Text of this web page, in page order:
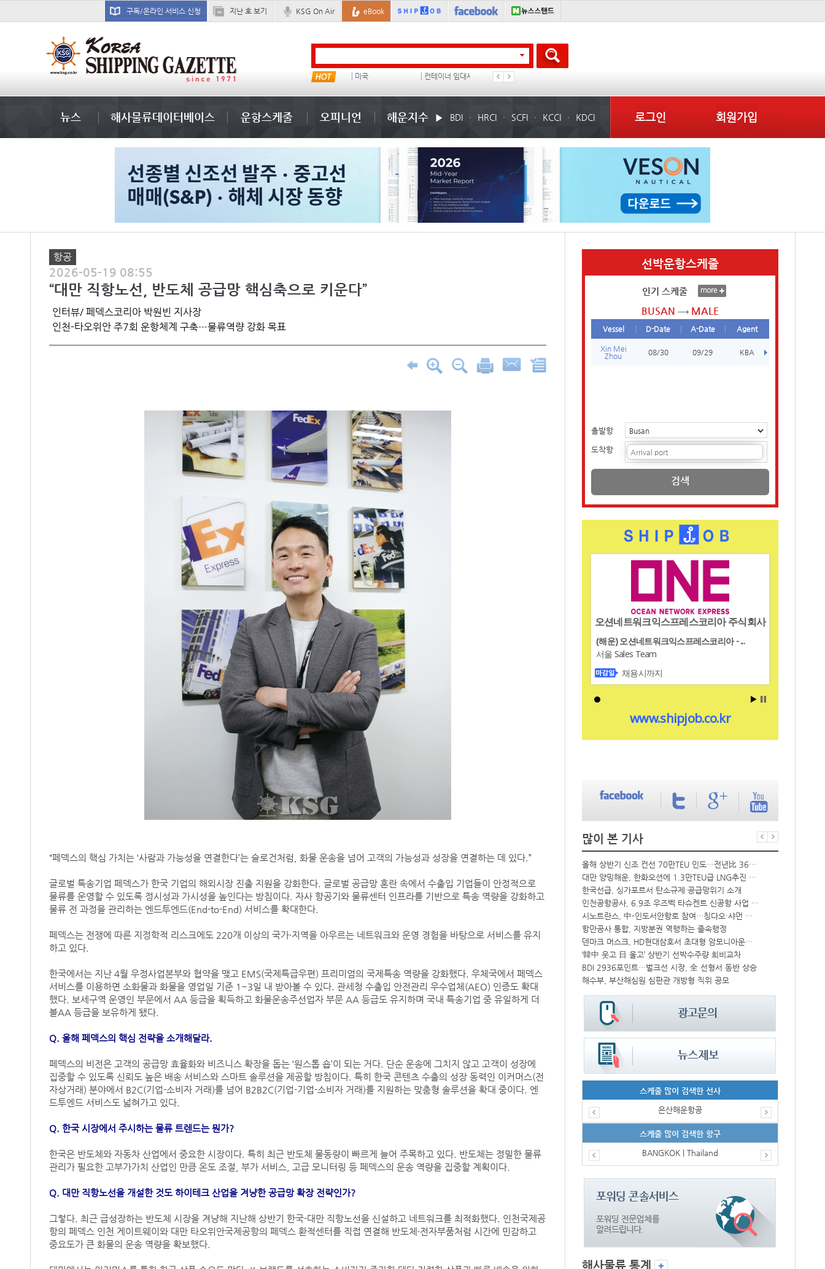
구독/온라인 서비스 신청 지난 호 보기 KSG On Air eBook
미중 미국 컨테이너 임대사 석도
뉴스 해사물류데이터베이스 운항스케줄 오피니언 해운지수 BDI HRCI SCFI KCCI KDCI 로그인 회원가입
항공
2026-05-19 08:55
“대만 직항노선, 반도체 공급망 핵심축으로 키운다”
인터뷰/ 페덱스코리아 박원빈 지사장
인천-타오위안 주7회 운항체계 구축…물류역량 강화 목표
“페덱스의 핵심 가치는 ‘사람과 가능성을 연결한다’는 슬로건처럼, 화물 운송을 넘어 고객의 가능성과 성장을 연결하는 데 있다.”
글로벌 특송기업 페덱스가 한국 기업의 해외시장 진출 지원을 강화한다. 글로벌 공급망 혼란 속에서 수출입 기업들이 안정적으로
물류를 운영할 수 있도록 정시성과 가시성을 높인다는 방침이다. 자사 항공기와 물류센터 인프라를 기반으로 특송 역량을 강화하고
물류 전 과정을 관리하는 엔드투엔드(End-to-End) 서비스를 확대한다.
페덱스는 전쟁에 따른 지정학적 리스크에도 220개 이상의 국가·지역을 아우르는 네트워크와 운영 경험을 바탕으로 서비스를 유지
하고 있다.
한국에서는 지난 4월 우정사업본부와 협약을 맺고 EMS(국제특급우편) 프리미엄의 국제특송 역량을 강화했다. 우체국에서 페덱스
서비스를 이용하면 소화물과 화물을 영업일 기준 1~3일 내 받아볼 수 있다. 관세청 수출입 안전관리 우수업체(AEO) 인증도 확대
했다. 보세구역 운영인 부문에서 AA 등급을 획득하고 화물운송주선업자 부문 AA 등급도 유지하며 국내 특송기업 중 유일하게 더
블AA 등급을 보유하게 됐다.
Q. 올해 페덱스의 핵심 전략을 소개해달라.
페덱스의 비전은 고객의 공급망 효율화와 비즈니스 확장을 돕는 ‘원스톱 숍’이 되는 거다. 단순 운송에 그치지 않고 고객이 성장에
집중할 수 있도록 신뢰도 높은 배송 서비스와 스마트 솔루션을 제공할 방침이다. 특히 한국 콘텐츠 수출의 성장 동력인 이커머스(전
자상거래) 분야에서 B2C(기업-소비자 거래)를 넘어 B2B2C(기업-기업-소비자 거래)를 지원하는 맞춤형 솔루션을 확대 중이다. 엔
드투엔드 서비스도 넓혀가고 있다.
Q. 한국 시장에서 주시하는 물류 트렌드는 뭔가?
한국은 반도체와 자동차 산업에서 중요한 시장이다. 특히 최근 반도체 물동량이 빠르게 늘어 주목하고 있다. 반도체는 정밀한 물류
관리가 필요한 고부가가치 산업인 만큼 온도 조절, 부가 서비스, 고급 모니터링 등 페덱스의 운송 역량을 집중할 계획이다.
Q. 대만 직항노선을 개설한 것도 하이테크 산업을 겨냥한 공급망 확장 전략인가?
그렇다. 최근 급성장하는 반도체 시장을 겨냥해 지난해 상반기 한국-대만 직항노선을 신설하고 네트워크를 최적화했다. 인천국제공
항의 페덱스 인천 게이트웨이와 대만 타오위안국제공항의 페덱스 환적센터를 직접 연결해 반도체·전자부품처럼 시간에 민감하고
중요도가 큰 화물의 운송 역량을 확보했다.
선박운항스케줄
인기 스케줄
BUSAN MALE
Vessel D-Date A-Date Agent
Xin Mei
Zhou
08/30 09/29 KBA
출발항
도착항
검색
많이 본 기사
프랑스 CMA CGM, 2분기 순이익 1.1조…48%↑
컨운임지수 4주만에 반등…美·중동 두자릿수↑
울산항만공사, 중소기업 ESG 지원사업 참여기업 모집
인사/ 해양수산부
페덱스, 광저우-시드니 직항 화물노선 개설
올해 상반기 신조 컨선 70만TEU 인도…전년比 36% 감소
대만 양밍해운, 한화오션에 1.3만TEU급 LNG추진 컨선 6척 발주
한국선급, 싱가포르서 탄소규제·공급망위기 소개
인천공항공사, 6.9조 우즈벡 타슈켄트 신공항 사업 참여
시노트란스, 中-인도서안항로 참여…칭다오·샤먼 직항
항만공사 통합, 지방분권 역행하는 졸속행정
덴마크 머스크, HD현대삼호서 초대형 암모니아운반선 인도받아
‘韓中 웃고 日 울고’ 상반기 선박수주량 희비교차
BDI 2936포인트…벌크선 시장, 全 선형서 동반 상승
해수부, 부산해심원 심판관 개방형 직위 공모
스케줄 많이 검색한 선사
은산해운항공
스케줄 많이 검색한 항구
NHAVA SHEVA | India BANGKOK | Thailand
해사물류 통계